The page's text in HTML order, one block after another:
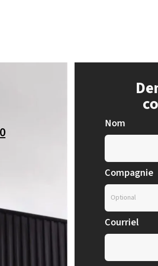
Nom
Compagnie
Courriel